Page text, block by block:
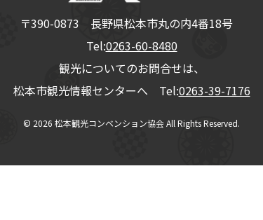
〒390-0873 長野県松本市丸の内4番18号
Tel:0263-60-8480
観光についてのお問合せは、
松本市観光情報センターへ Tel:0263-39-7176
© 2026 松本観光コンベンション協会All Rights Reserved.